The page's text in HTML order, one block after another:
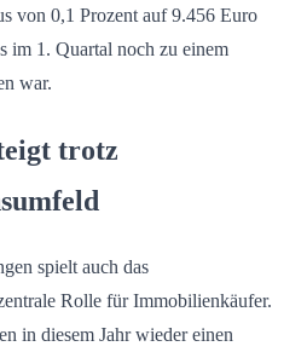
von 0,1 Prozent auf 9.456 Euro
im 1. Quartal noch zu einem
war.
trotz
spielt auch das
Rolle für Immobilienkäufer.
in diesem Jahr wieder einen